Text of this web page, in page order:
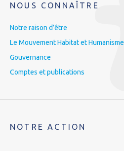
NOUS CONNAÎTRE
Notre raison d’être
Le Mouvement Habitat et Humanisme
Gouvernance
Comptes et publications
NOTRE ACTION